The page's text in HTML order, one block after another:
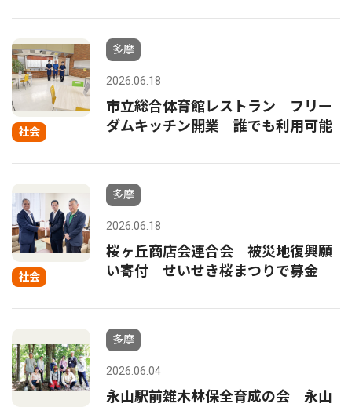
社会
多摩
2026.06.18
市立総合体育館レストラン フリー
ダムキッチン開業 誰でも利用可能
社会
多摩
2026.06.18
桜ヶ丘商店会連合会 被災地復興願
い寄付 せいせき桜まつりで募金
多摩
2026.06.04
永山駅前雑木林保全育成の会 永山